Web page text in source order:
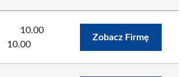
10.00
10.00
Zobacz Firmę